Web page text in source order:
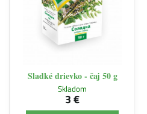
Sladké drievko - čaj 50 g
Skladom
3 €